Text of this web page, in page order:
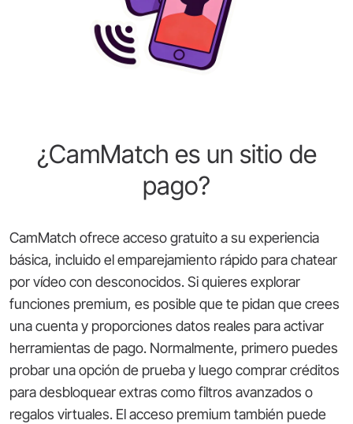
¿CamMatch es un sitio de
pago?
CamMatch ofrece acceso gratuito a su experiencia
básica, incluido el emparejamiento rápido para chatear
por vídeo con desconocidos. Si quieres explorar
funciones premium, es posible que te pidan que crees
una cuenta y proporciones datos reales para activar
herramientas de pago. Normalmente, primero puedes
probar una opción de prueba y luego comprar créditos
para desbloquear extras como filtros avanzados o
regalos virtuales. El acceso premium también puede